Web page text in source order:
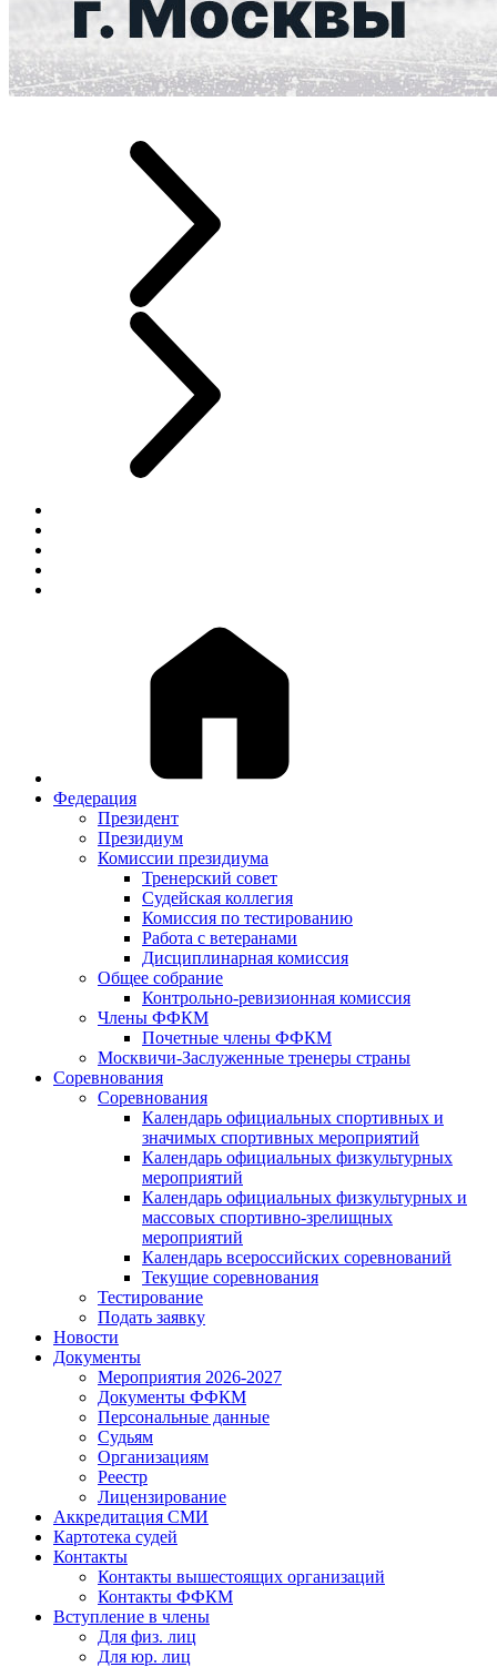
Федерация
Президент
Президиум
Комиссии президиума
Тренерский совет
Судейская коллегия
Комиссия по тестированию
Работа с ветеранами
Дисциплинарная комиссия
Общее собрание
Контрольно-ревизионная комиссия
Члены ФФКМ
Почетные члены ФФКМ
Москвичи-Заслуженные тренеры страны
Соревнования
Соревнования
Календарь официальных спортивных и
значимых спортивных мероприятий
Календарь официальных физкультурных
мероприятий
Календарь официальных физкультурных и
массовых спортивно-зрелищных
мероприятий
Календарь всероссийских соревнований
Текущие соревнования
Тестирование
Подать заявку
Новости
Документы
Мероприятия 2026-2027
Документы ФФКМ
Персональные данные
Судьям
Организациям
Реестр
Лицензирование
Аккредитация СМИ
Картотека судей
Контакты
Контакты вышестоящих организаций
Контакты ФФКМ
Вступление в члены
Для физ. лиц
Для юр. лиц